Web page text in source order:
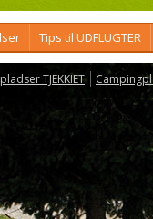
Tips til UDFLUGTER
TJEKKIET